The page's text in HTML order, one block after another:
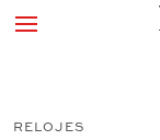
RELOJES